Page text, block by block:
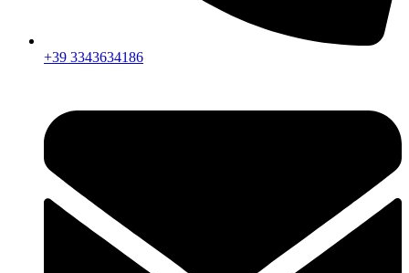
+39 3343634186